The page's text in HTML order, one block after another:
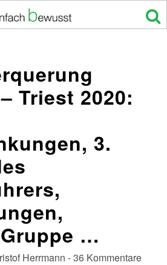
Triest 2020:
3.
…
Herrmann - 36 Kommentare